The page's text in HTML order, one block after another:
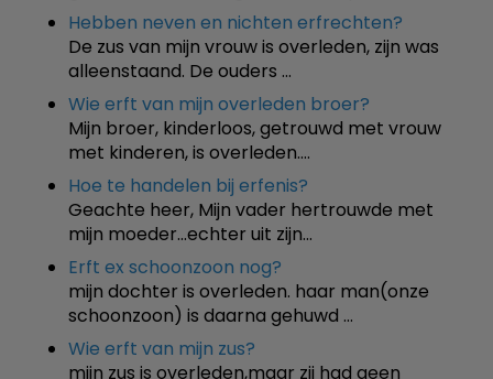
Hebben neven en nichten erfrechten?
De zus van mijn vrouw is overleden, zijn was
alleenstaand. De ouders …
Wie erft van mijn overleden broer?
Mijn broer, kinderloos, getrouwd met vrouw
met kinderen, is overleden.…
Hoe te handelen bij erfenis?
Geachte heer, Mijn vader hertrouwde met
mijn moeder...echter uit zijn…
Erft ex schoonzoon nog?
mijn dochter is overleden. haar man(onze
schoonzoon) is daarna gehuwd …
Wie erft van mijn zus?
mijn zus is overleden,maar zij had geen